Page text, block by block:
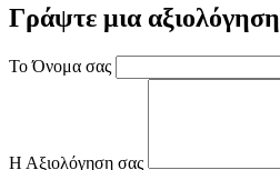
Γράψτε μια αξιολόγηση
Το Όνομα σας
Η Αξιολόγηση σας